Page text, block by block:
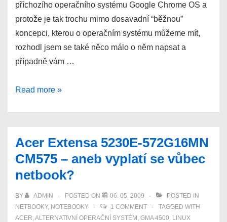
příchozího operačního systému Google Chrome OS a
protože je tak trochu mimo dosavadní “běžnou”
koncepci, kterou o operačním systému můžeme mít,
rozhodl jsem se také něco málo o něm napsat a
případně vám …
První
Chrome
OS,
aneb
operační
systém
Read more »
Acer Extensa 5230E-572G16MN
CM575 – aneb vyplatí se vůbec
netbook?
BY ADMIN POSTED ON 06. 05. 2009
POSTED IN
NETBOOKY, NOTEBOOKY 1 COMMENT
TAGGED WITH
ACER,ALTERNATIVNÍ OPERAČNÍ SYSTÉM , GMA 4500, LINUX